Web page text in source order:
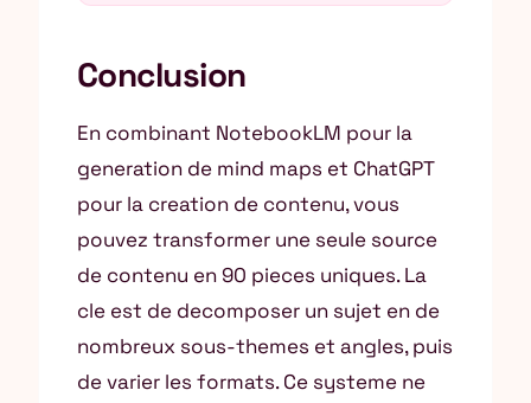
Conclusion
En combinant NotebookLM pour la
generation de mind maps et ChatGPT
pour la creation de contenu, vous
pouvez transformer une seule source
de contenu en 90 pieces uniques. La
cle est de decomposer un sujet en de
nombreux sous-themes et angles, puis
de varier les formats. Ce systeme ne